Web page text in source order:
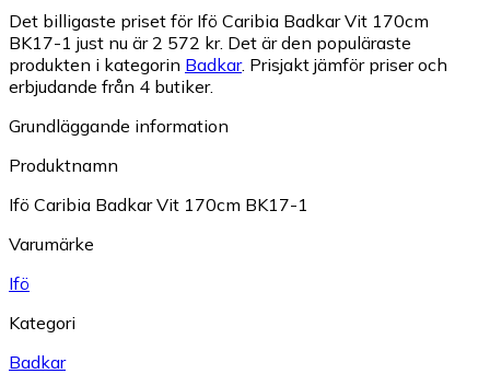
Det billigaste priset för Ifö Caribia Badkar Vit 170cm
BK17-1 just nu är 2 572 kr. Det är den populäraste
produkten i kategorin Badkar. Prisjakt jämför priser och
erbjudande från 4 butiker.
Grundläggande information
Produktnamn
Ifö Caribia Badkar Vit 170cm BK17-1
Varumärke
Ifö
Kategori
Badkar